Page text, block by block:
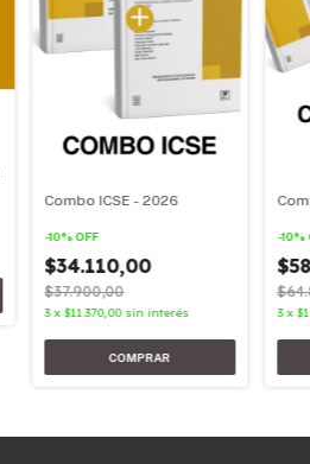
Combo ICSE - 2026
-10%OFF
$34.110,00
$37.900,00
3 x$11.370,00 sin interés
-10%
3 x